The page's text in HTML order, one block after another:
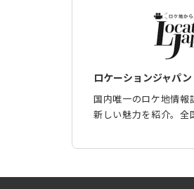
ロケーションジャパン
国内唯一のロケ地情報
新しい魅力を紹介。全